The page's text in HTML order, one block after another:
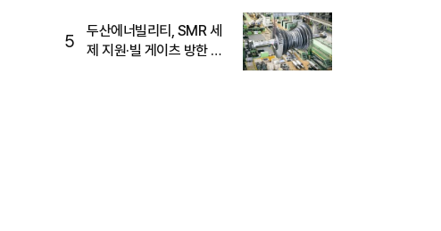
5
두산에너빌리티, SMR 세
제 지원·빌 게이츠 방한 기